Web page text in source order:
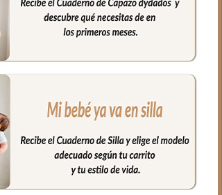
RELACIONADOS